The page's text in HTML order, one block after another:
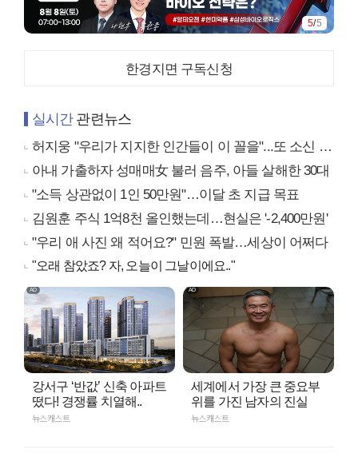
5/5
한경지면 구독신청
실시간관련뉴스
허지웅 "우리가 지지한 인간들이 이 꼴을"...또 소신 발언
아내 가출하자 성매매女 불러 음주, 아들 살해한 30대
"소득 상관없이 1인 50만원"…이달 초 지급 목표
김원훈 주식 1억8천 올인했는데…현실은 '-2,400만원'
"우리 애 사진 왜 적어요?" 민원 폭발…세상이 어쩌다
"오래 참았죠? 자, 오늘이 그날이에요.."
강서구 ‘반값’ 신축 아파트
떴다! 경쟁률 치열해..
뉴스캐스트
세계에서 가장 큰 중요부
위를 가진 남자의 진실
뉴스캐스트